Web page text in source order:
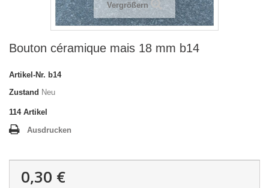
Vergrößern
Bouton céramique mais 18 mm b14
Artikel-Nr. b14
Zustand Neu
114 Artikel
Ausdrucken
0,30 €